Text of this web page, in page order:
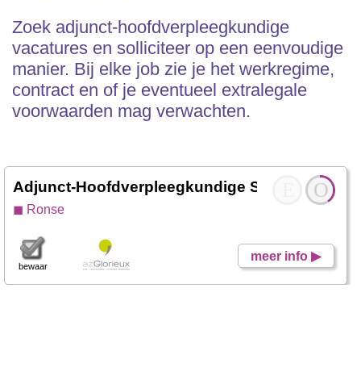
Zoek adjunct-hoofdverpleegkundige
vacatures en solliciteer op een eenvoudige
manier. Bij elke job zie je het werkregime,
contract en of je eventueel extralegale
voorwaarden mag verwachten.
O
Adjunct-Hoofdverpleegkundige SP-loco-
◼ Ronse
meer info ▶
bewaar